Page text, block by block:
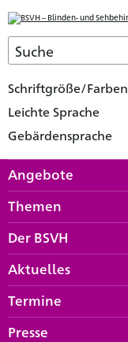
Schriftgröße/Farben
Leichte Sprache
Gebärdensprache
Angebote
Themen
Der BSVH
Aktuelles
Termine
Presse